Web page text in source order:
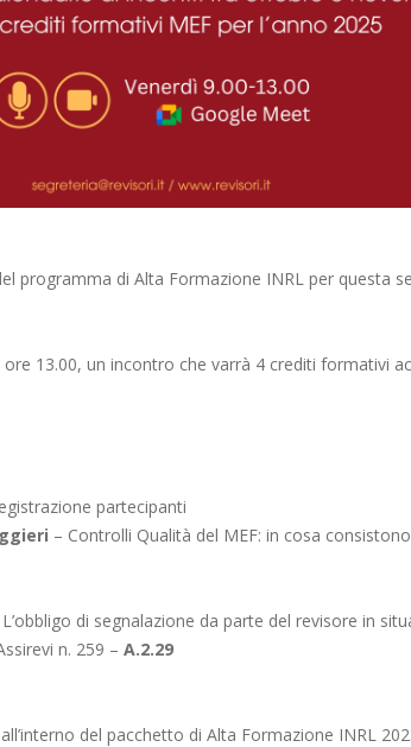
programma di Alta Formazione INRL per questa
13.00, un incontro che varrà 4 crediti formativi
partecipanti
– Controlli Qualità del MEF: in cosa
di segnalazione da parte del revisore in
n. 259 – A.2.29
del pacchetto di Alta Formazione INRL